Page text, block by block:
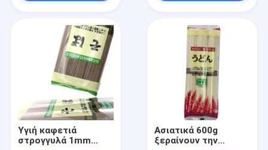
Υγιή καφετιά
στρογγυλά 1mm
Ασιατικά 600g
ξεραίνουν την